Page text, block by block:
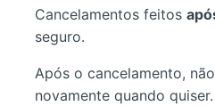
Cancelamentos feitos
seguro.
Após o cancelamento,
novamente quando